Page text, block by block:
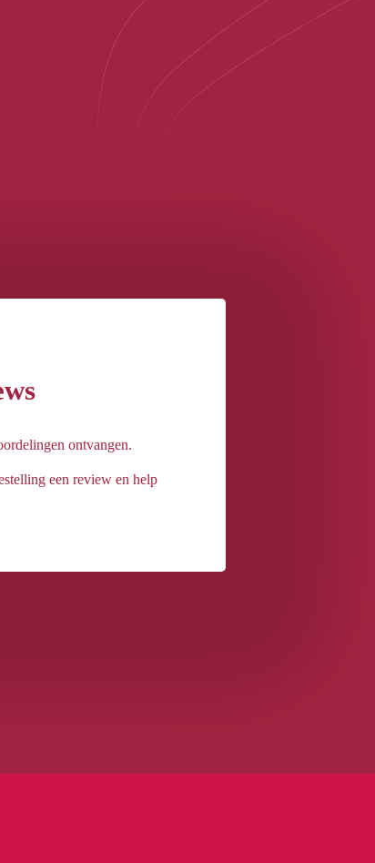
ontvangen.
een review en help